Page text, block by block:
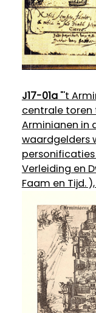
J17-01a"'t
centrale toren
Arminianen in
waardgelders
personificaties
Verleiding en
Faam en Tijd. ),